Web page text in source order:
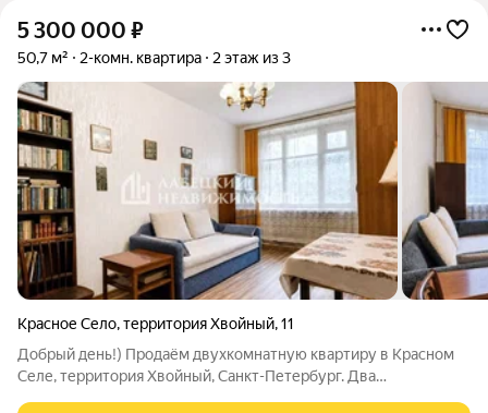
5 300 000 ₽
50,7 м² 2-комн. квартира 2 этаж из 3
Красное Село,территория Хвойный,11
Добрый день!) Продаём двухкомнатную квартиру в Красном
Селе, территория Хвойный, Санкт-Петербург. Два